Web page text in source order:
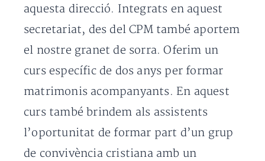
aquesta direcció. Integrats en aquest
secretariat, des del CPM també aportem
el nostre granet de sorra. Oferim un
curs específic de dos anys per formar
matrimonis acompanyants. En aquest
curs també brindem als assistents
l’oportunitat de formar part d’un grup
de convivència cristiana amb un